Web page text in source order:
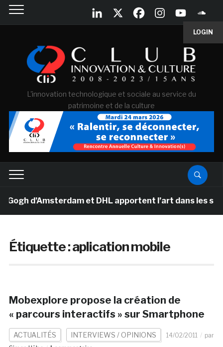
LOGIN
L'innovation technologique et sociale au service du
patrimoine et de la culture
d’Amsterdam et DHL apportent l’art dans les
Étiquette :aplication mobile
Mobexplore propose la création de
« parcours interactifs » sur Smartphone
ACTUALITÉS INTERVIEWS / OPINIONS 14/02/2011
par